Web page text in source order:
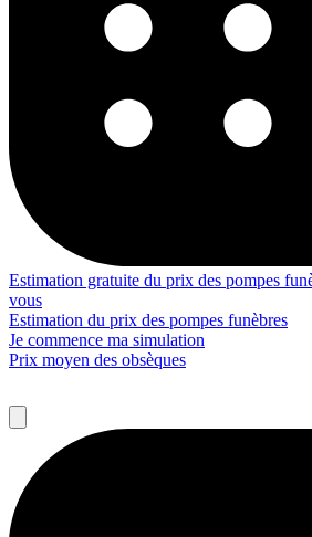
Estimation gratuite du prix des pompes
vous
Estimation du prix des pompes funèbres
Je commence ma simulation
Prix moyen des obsèques